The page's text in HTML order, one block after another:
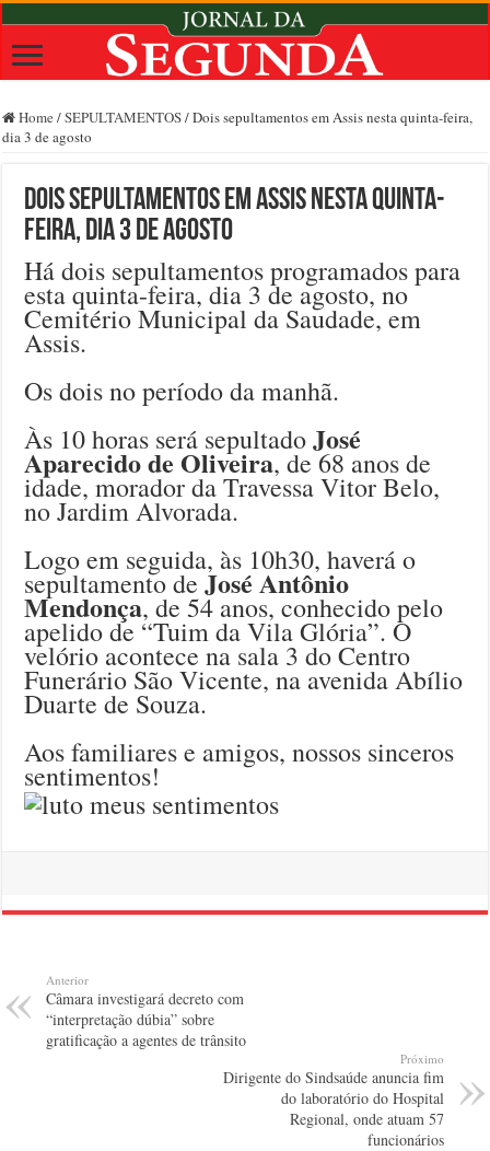
Home /SEPULTAMENTOS/Dois sepultamentos em Assis nesta quinta-feira,
dia 3 de agosto
Dois sepultamentos em Assis nesta quinta-
feira, dia 3 de agosto
Há dois sepultamentos programados para
esta quinta-feira, dia 3 de agosto, no
Cemitério Municipal da Saudade, em
Assis.
Os dois no período da manhã.
Às 10 horas será sepultadoJosé
Aparecido de Oliveira, de 68 anos de
idade, morador da Travessa Vitor Belo,
no Jardim Alvorada.
Logo em seguida, às 10h30, haverá o
sepultamento deJosé Antônio
Mendonça, de 54 anos, conhecido pelo
apelido de “Tuim da Vila Glória”. O
velório acontece na sala 3 do Centro
Funerário São Vicente, na avenida Abílio
Duarte de Souza.
Aos familiares e amigos, nossos sinceros
sentimentos!
Anterior
Câmara investigará decreto com
“interpretação dúbia” sobre
gratificação a agentes de trânsito
Próximo
Dirigente do Sindsaúde anuncia fim
do laboratório do Hospital
Regional, onde atuam 57
funcionários